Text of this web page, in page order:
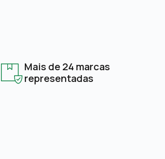
Mais de 24 marcas
representadas